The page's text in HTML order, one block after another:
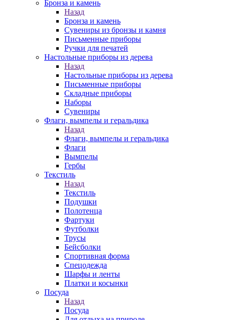
Бронза и камень
Назад
Бронза и камень
Сувениры из бронзы и камня
Письменные приборы
Ручки для печатей
Настольные приборы из дерева
Назад
Настольные приборы из дерева
Письменные приборы
Складные приборы
Наборы
Сувениры
Флаги, вымпелы и геральдика
Назад
Флаги, вымпелы и геральдика
Флаги
Вымпелы
Гербы
Текстиль
Назад
Текстиль
Подушки
Полотенца
Фартуки
Футболки
Трусы
Бейсболки
Спортивная форма
Спецодежда
Шарфы и ленты
Платки и косынки
Посуда
Назад
Посуда